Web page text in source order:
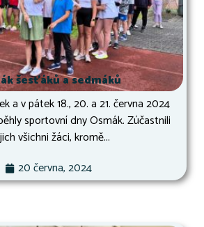
šesťáků a sedmáků
a v pátek 18., 20. a 21. června 2024
sportovní dny Osmák. Zúčastnili
všichni žáci, kromě...
20 června, 2024